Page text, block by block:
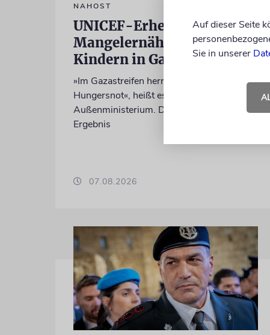
NAHOST
UNICEF-Erhebung: Kaum
Mangelernährung bei
Kindern in Gaza
»Im Gazastreifen herrscht keine
Hungersnot«, heißt es im israelischen
Außenministerium. Dies sei das eindeutige
Ergebnis
07.08.2026
Auf dieser Seite
Sie in unserer